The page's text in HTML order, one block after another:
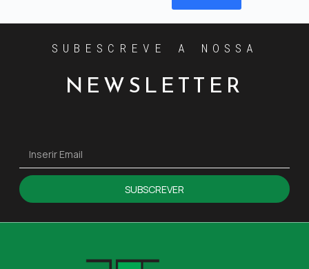
SUBESCREVE A NOSSA
NEWSLETTER
SUBSCREVER